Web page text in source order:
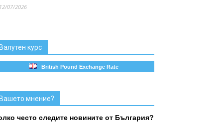
07/2026
курс
British Pound Exchange Rate
мнение?
често следите новините от България?